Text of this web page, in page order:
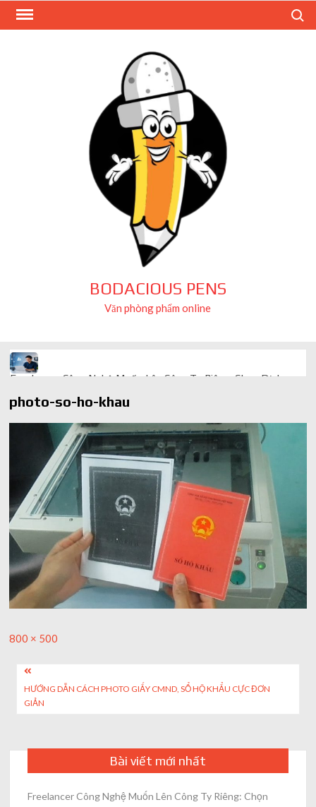
Skip
BODACIOUS PENS
Văn phòng phẩm online
Freelancer Công Nghệ Muốn Lên Công Ty Riêng: Chọn Dịch
AI trong doanh nghiệp: Phân biệt RPA, workflow và AI agent
Ứng dụng AI trong doanh nghiệp để cắt giảm chi phí vận hành
Ứng dụng AI cho chăm sóc khách hàng giúp web phản hồi
24/7
AI agent cho doanh nghiệp khác chatbot truyền thống ra sao
photo-so-ho-khau
Full
800 × 500
Post
navigation
HƯỚNG DẪN CÁCH PHOTO GIẤY CMND, SỔ HỘ KHẨU CỰC ĐƠN
GIẢN
Bài viết mới nhất
Freelancer Công Nghệ Muốn Lên Công Ty Riêng: Chọn